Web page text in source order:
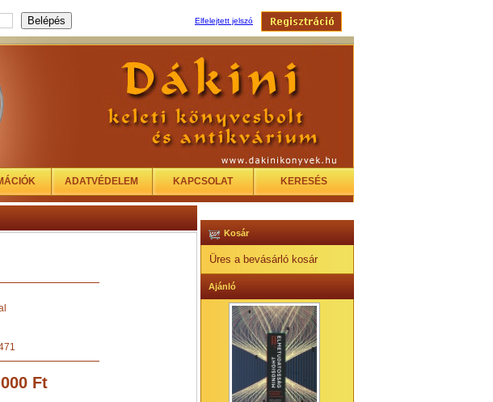
Elfelejtett jelszó
ADATVÉDELEM KAPCSOLAT KERESÉS
Kosár
Üres a bevásárló kosár
Ajánló
Ft